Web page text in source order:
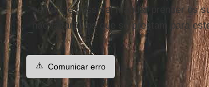
sempre é possível mandar prender os
não faltarão os que se prestam para
⚠️ Comunicar erro